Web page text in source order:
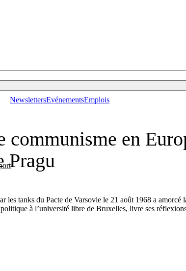
NewslettersEvénementsEmplois
communisme en
Pragu
les tanks du Pacte de Varsovie le 21 août 1968 a
à l’université libre de Bruxelles, livre ses